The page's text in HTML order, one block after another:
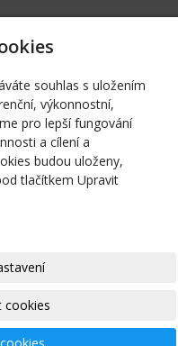
|Mapa webu
souhlas s uložením
výkonnostní,
pro lepší fungování
a cílení a
budou uloženy,
tlačítkem Upravit
cookies